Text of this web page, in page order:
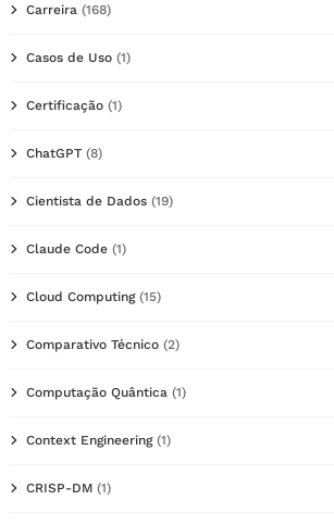
Carreira (168)
Casos de Uso (1)
Certificação (1)
ChatGPT (8)
Cientista de Dados (19)
Claude Code (1)
Cloud Computing(15)
Comparativo Técnico (2)
Computação Quântica (1)
Context Engineering(1)
CRISP-DM (1)